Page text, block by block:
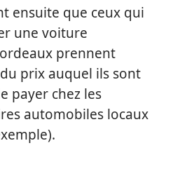
ensuite que ceux qui
une voiture
prennent
prix auquel ils sont
payer chez les
automobiles locaux